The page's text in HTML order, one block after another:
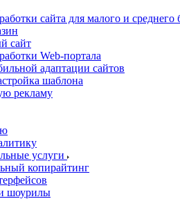
сайта для малого и среднего
сайт
Web-портала
адаптации сайтов
шаблона
рекламу
услуги
копирайтинг
шоурилы